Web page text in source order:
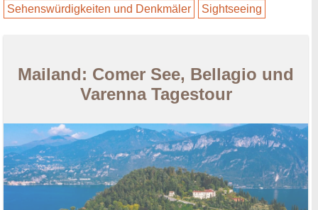
Sehenswürdigkeiten und Denkmäler
Sightseeing
Mailand: Comer See, Bellagio und
Varenna Tagestour